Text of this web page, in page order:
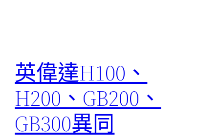
英偉達H100、
H200、GB200、
GB300異同